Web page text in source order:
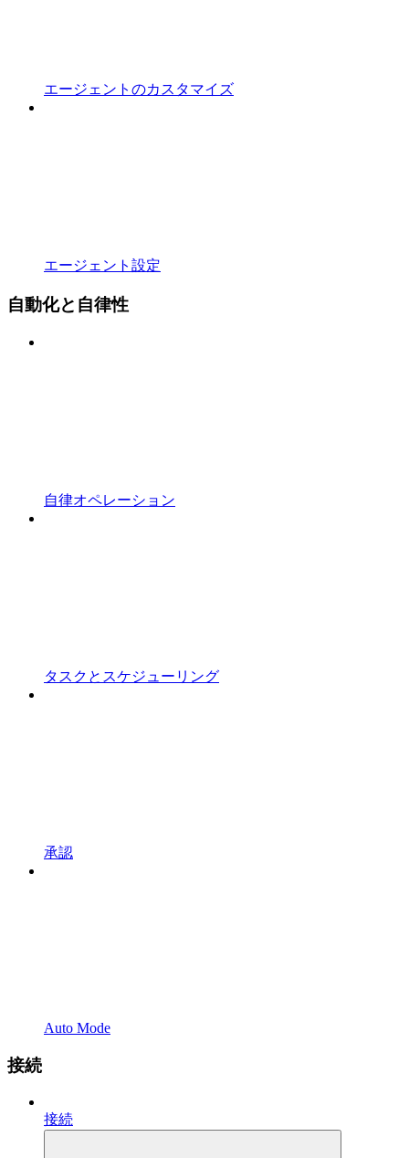
エージェントのカスタマイズ
エージェント設定
自動化と自律性
自律オペレーション
タスクとスケジューリング
承認
Auto Mode
接続
接続